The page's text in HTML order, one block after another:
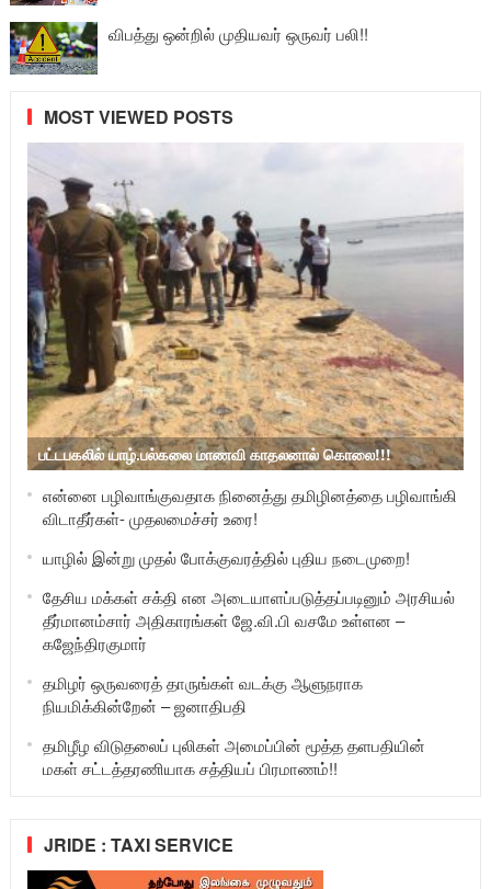
விபத்து ஒன்றில் முதியவர் ஒருவர் பலி!!
MOST VIEWED POSTS
பட்டபகலில் யாழ்.பல்கலை மாணவி காதலனால் கொலை!!!
என்னை பழிவாங்குவதாக நினைத்து தமிழினத்தை பழிவாங்கி
விடாதீர்கள்- முதலமைச்சர் உரை!
யாழில் இன்று முதல் போக்குவரத்தில் புதிய நடைமுறை!
தேசிய மக்கள் சக்தி என அடையாளப்படுத்தப்படினும் அரசியல்
தீர்மானம்சார் அதிகாரங்கள் ஜே.வி.பி வசமே உள்ளன –
கஜேந்திரகுமார்
தமிழர் ஒருவரைத் தாருங்கள் வடக்கு ஆளுநராக
நியமிக்கின்றேன் – ஜனாதிபதி
தமிழீழ விடுதலைப் புலிகள் அமைப்பின் மூத்த தளபதியின்
மகள் சட்டத்தரணியாக சத்தியப் பிரமாணம்!!
JRIDE : TAXI SERVICE